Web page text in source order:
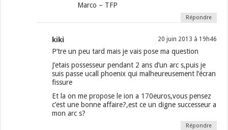
Marco – TFP
Répondre
kiki 20 juin 2013 à 19h46
P’tre un peu tard mais je vais pose ma question
J’etais possesseur pendant 2 ans d’un arc s,puis je
suis passe ucall phoenix qui malheureusement l’écran
fissure
Et la on me propose le ion a 170euros,vous pensez
c’est une bonne affaire?,est ce un digne successeur a
mon arc s?
Répondre